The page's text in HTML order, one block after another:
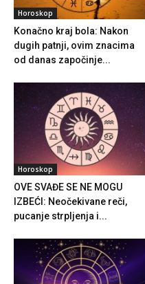
Horoskop
Konačno kraj bola: Nakon
dugih patnji, ovim znacima
od danas započinje...
Horoskop
OVE SVAĐE SE NE MOGU
IZBEĆI: Neočekivane reči,
pucanje strpljenja i...